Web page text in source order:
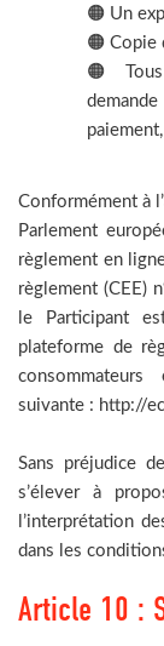
🟠 Un
🟠 Copie
🟠 Tous
Conformément à
Parlement
règlement en
règlement (CEE)
le Participant
plateforme de
suivante : http://
Sans préjudice
s’élever à
l’interprétation
dans les
Article 10 :